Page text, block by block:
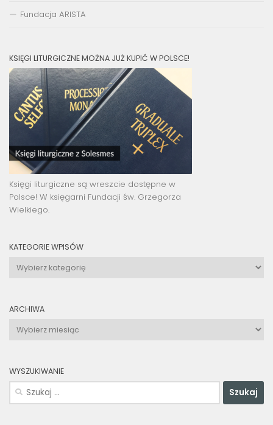
Fundacja ARISTA
KSIĘGI LITURGICZNE MOŻNA JUŻ KUPIĆ W POLSCE!
Księgi liturgiczne są wreszcie dostępne w
Polsce! W księgarni Fundacji św. Grzegorza
Wielkiego.
KATEGORIE WPISÓW
Kategorie
wpisów
ARCHIWA
Archiwa
WYSZUKIWANIE
Szukaj: